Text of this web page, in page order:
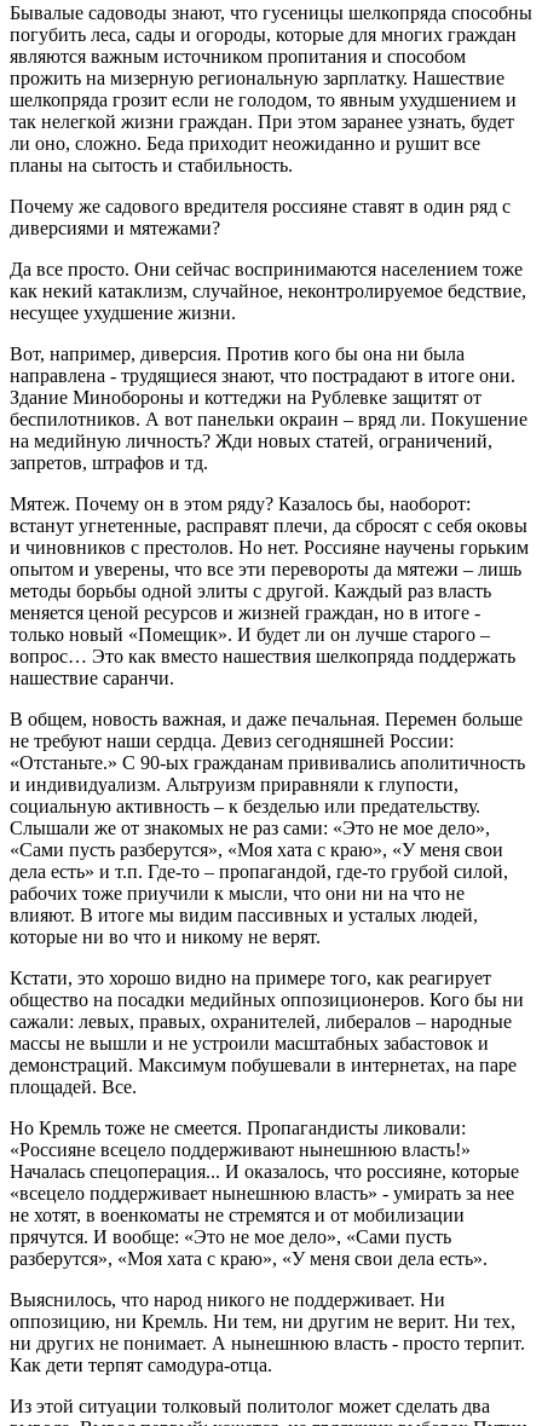
Бывалые садоводы знают, что гусеницы шелкопряда способны
погубить леса, сады и огороды, которые для многих граждан
являются важным источником пропитания и способом
прожить на мизерную региональную зарплатку. Нашествие
шелкопряда грозит если не голодом, то явным ухудшением и
так нелегкой жизни граждан. При этом заранее узнать, будет
ли оно, сложно. Беда приходит неожиданно и рушит все
планы на сытость и стабильность.
Почему же садового вредителя россияне ставят в один ряд с
диверсиями и мятежами?
Да все просто. Они сейчас воспринимаются населением тоже
как некий катаклизм, случайное, неконтролируемое бедствие,
несущее ухудшение жизни.
Вот, например, диверсия. Против кого бы она ни была
направлена - трудящиеся знают, что пострадают в итоге они.
Здание Минобороны и коттеджи на Рублевке защитят от
беспилотников. А вот панельки окраин – вряд ли. Покушение
на медийную личность? Жди новых статей, ограничений,
запретов, штрафов и тд.
Мятеж. Почему он в этом ряду? Казалось бы, наоборот:
встанут угнетенные, расправят плечи, да сбросят с себя оковы
и чиновников с престолов. Но нет. Россияне научены горьким
опытом и уверены, что все эти перевороты да мятежи – лишь
методы борьбы одной элиты с другой. Каждый раз власть
меняется ценой ресурсов и жизней граждан, но в итоге -
только новый «Помещик». И будет ли он лучше старого –
вопрос… Это как вместо нашествия шелкопряда поддержать
нашествие саранчи.
В общем, новость важная, и даже печальная. Перемен больше
не требуют наши сердца. Девиз сегодняшней России:
«Отстаньте.» С 90-ых гражданам прививались аполитичность
и индивидуализм. Альтруизм приравняли к глупости,
социальную активность – к безделью или предательству.
Слышали же от знакомых не раз сами: «Это не мое дело»,
«Сами пусть разберутся», «Моя хата с краю», «У меня свои
дела есть» и т.п. Где-то – пропагандой, где-то грубой силой,
рабочих тоже приучили к мысли, что они ни на что не
влияют. В итоге мы видим пассивных и усталых людей,
которые ни во что и никому не верят.
Кстати, это хорошо видно на примере того, как реагирует
общество на посадки медийных оппозиционеров. Кого бы ни
сажали: левых, правых, охранителей, либералов – народные
массы не вышли и не устроили масштабных забастовок и
демонстраций. Максимум побушевали в интернетах, на паре
площадей. Все.
Но Кремль тоже не смеется. Пропагандисты ликовали:
«Россияне всецело поддерживают нынешнюю власть!»
Началась спецоперация... И оказалось, что россияне, которые
«всецело поддерживает нынешнюю власть» - умирать за нее
не хотят, в военкоматы не стремятся и от мобилизации
прячутся. И вообще: «Это не мое дело», «Сами пусть
разберутся», «Моя хата с краю», «У меня свои дела есть».
Выяснилось, что народ никого не поддерживает. Ни
оппозицию, ни Кремль. Ни тем, ни другим не верит. Ни тех,
ни других не понимает. А нынешнюю власть - просто терпит.
Как дети терпят самодура-отца.
Из этой ситуации толковый политолог может сделать два